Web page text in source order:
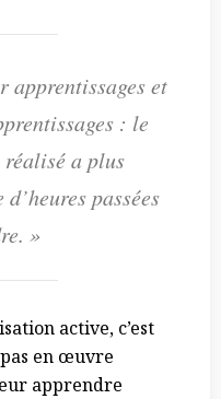
apprentissages et
: le
réalisé a plus
passées
»
active, c’est
en œuvre
apprendre